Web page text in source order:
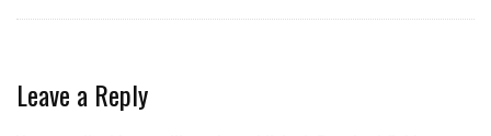
Leave a Reply